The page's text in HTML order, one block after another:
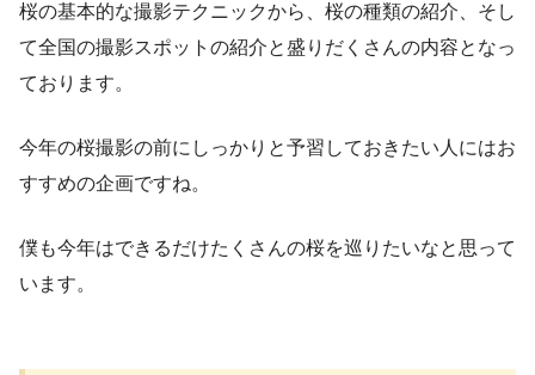
桜の基本的な撮影テクニックから、桜の種類の紹介、そし
て全国の撮影スポットの紹介と盛りだくさんの内容となっ
ております。
今年の桜撮影の前にしっかりと予習しておきたい人にはお
すすめの企画ですね。
僕も今年はできるだけたくさんの桜を巡りたいなと思って
います。